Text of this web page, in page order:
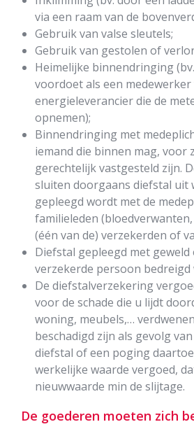
via een raam van de
Gebruik van valse sleutels;
Gebruik van gestolen of
Heimelijke binnendringing
voordoet als een medewerker
energieleverancier die de
opnemen);
Binnendringing met
iemand die binnen mag, voor
gerechtelijk vastgesteld zijn.
sluiten doorgaans diefstal uit
gepleegd wordt met de
familieleden
(één van de) verzekerden of
Diefstal gepleegd met geweld
verzekerde persoon bedreigd
De diefstalverzekering
voor de schade die u lijdt
woning, meubels,…
beschadigd zijn als gevolg
diefstal of een poging
werkelijke waarde vergoed,
nieuwwaarde min de slijtage.
De goederen moeten zich